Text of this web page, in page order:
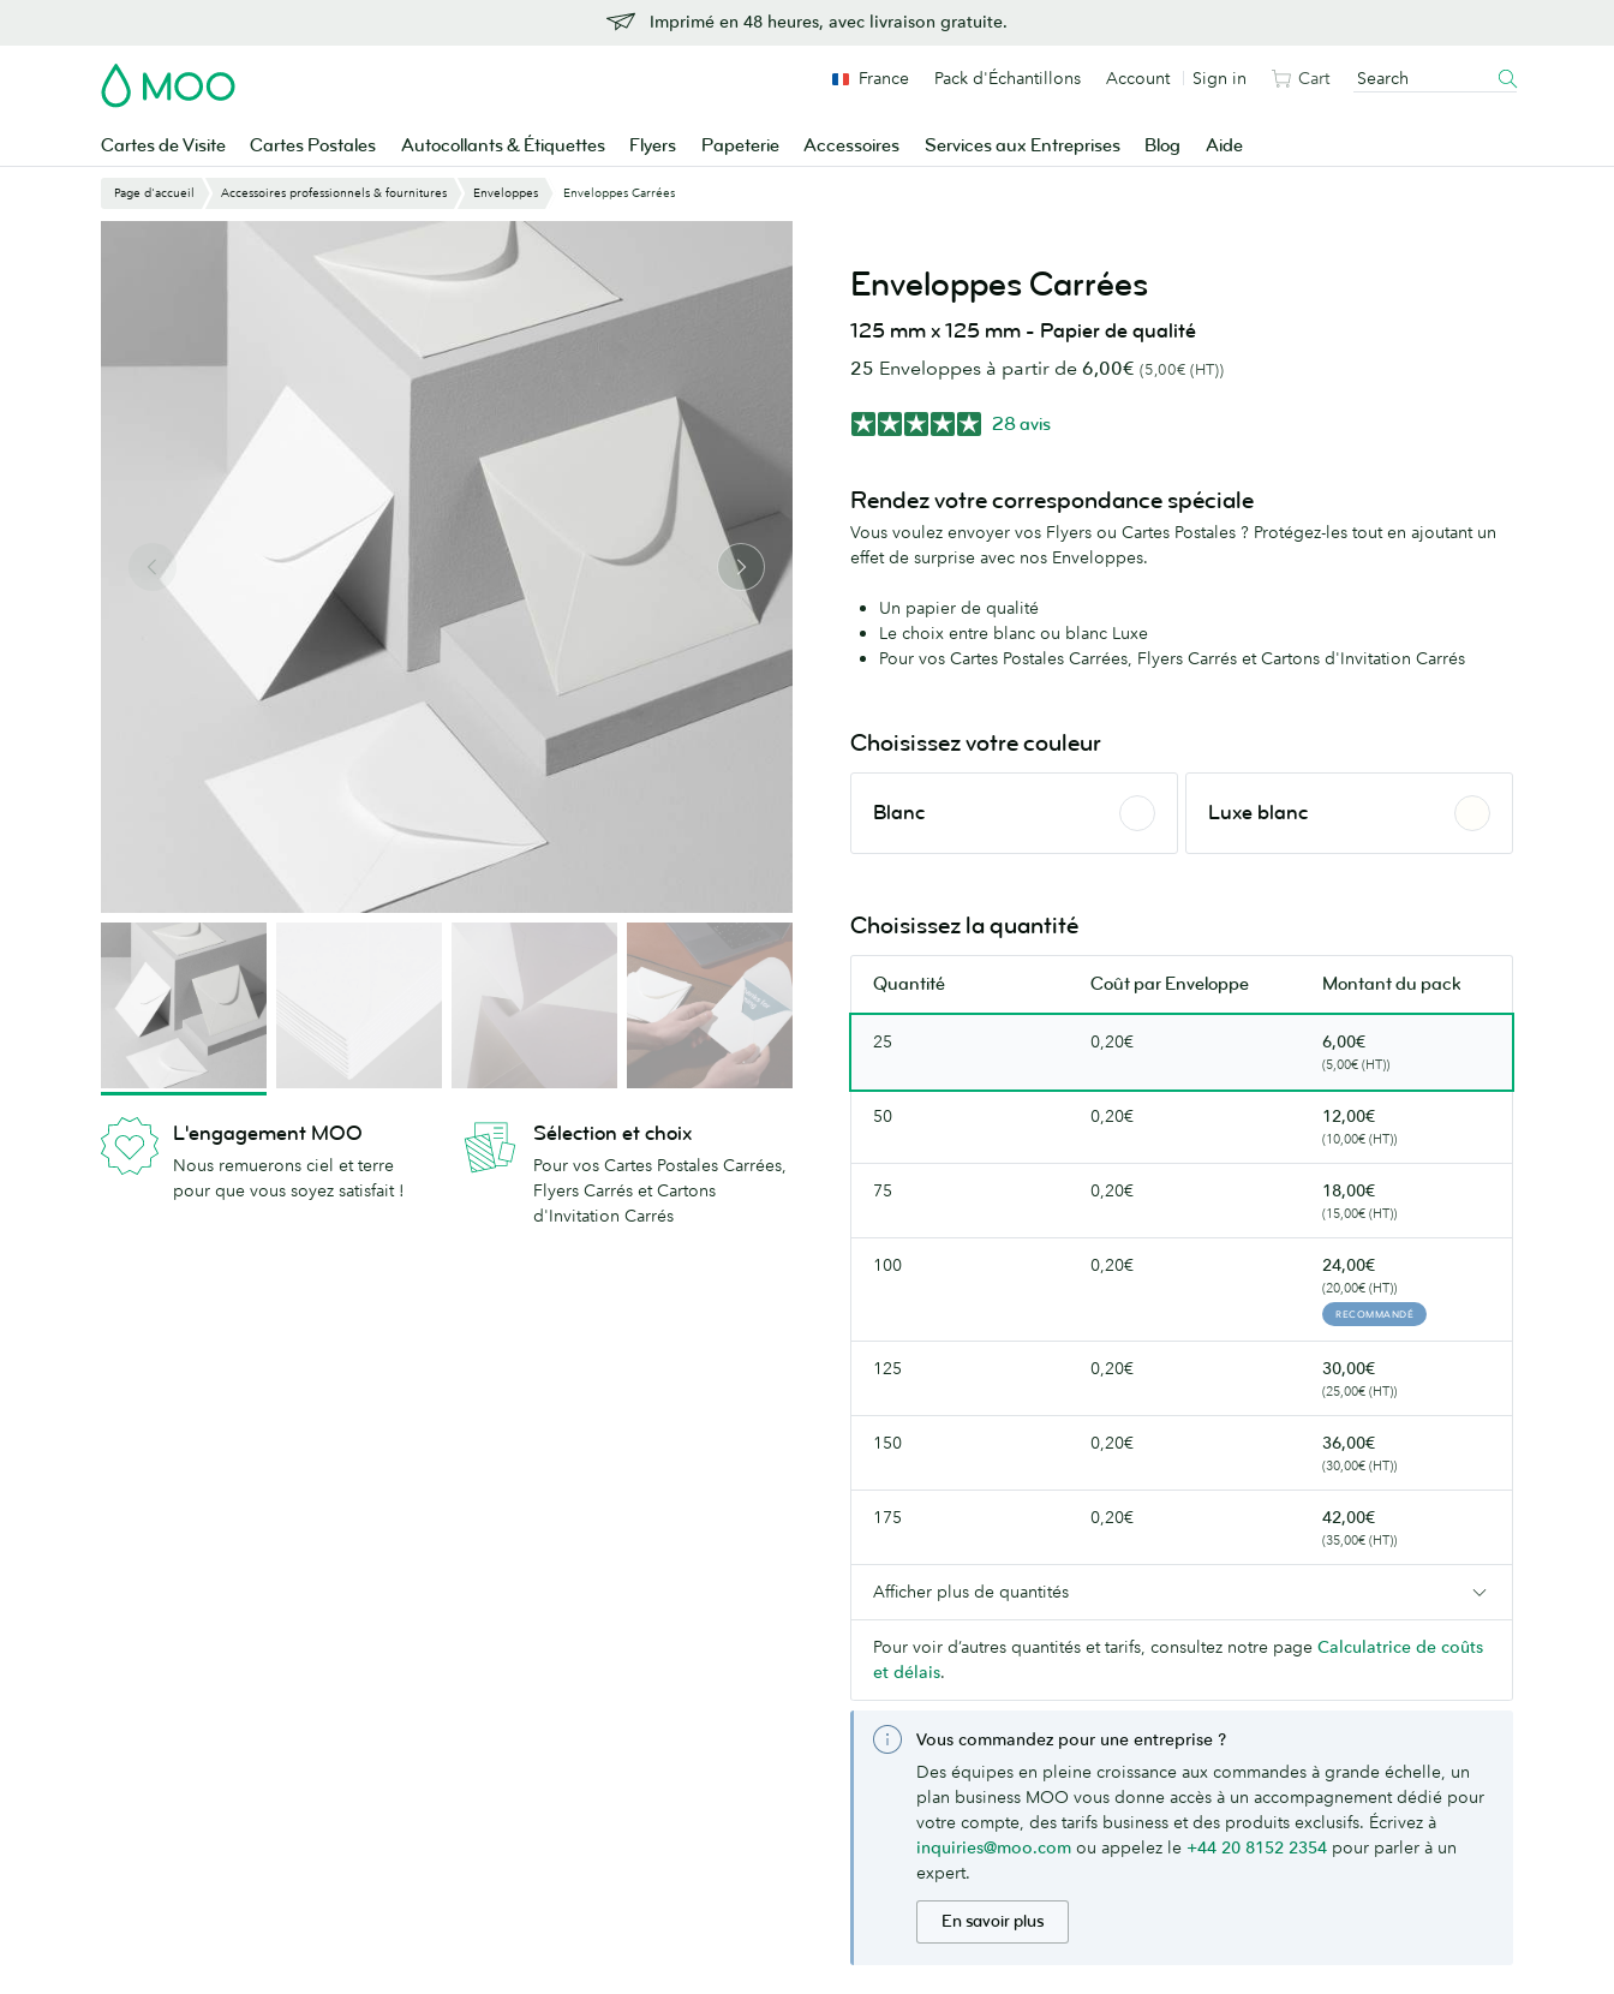
Imprimé en 48 heures, avec livraison gratuite.
MOO
Cartes de Visite Cartes Postales Autocollants & Étiquettes Flyers Papeterie Accessoires Services aux Entreprises Blog Aide
France Pack d'Échantillons Account Sign in Cart
Page d'accueil Accessoires professionnels & fournitures Enveloppes Enveloppes Carrées
L'engagement MOO
Nous remuerons ciel et terre
pour que vous soyez satisfait !
Sélection et choix
Pour vos Cartes Postales Carrées,
Flyers Carrés et Cartons
d'Invitation Carrés
Enveloppes Carrées
125 mm x 125 mm - Papier de qualité
25 Enveloppes à partir de 6,00€ (5,00€ (HT))
28 avis
Rendez votre correspondance spéciale
Vous voulez envoyer vos Flyers ou Cartes Postales ? Protégez-les tout en ajoutant un
effet de surprise avec nos Enveloppes.
Un papier de qualité
Le choix entre blanc ou blanc Luxe
Pour vos Cartes Postales Carrées, Flyers Carrés et Cartons d'Invitation Carrés
Choisissez votre couleur
Blanc Luxe blanc
blanc
Choisissez la quantité
Quantité Coût par Enveloppe Montant du pack
25 0,20€ 6,00€
(5,00€ (HT))
50 0,20€ 12,00€
(10,00€ (HT))
75 0,20€ 18,00€
(15,00€ (HT))
100 0,20€ 24,00€
(20,00€ (HT))
RECOMMANDÉ
125 0,20€ 30,00€
(25,00€ (HT))
150 0,20€ 36,00€
(30,00€ (HT))
175 0,20€ 42,00€
(35,00€ (HT))
Afficher plus de quantités
Pour voir d’autres quantités et tarifs, consultez notre page Calculatrice de coûts
et délais.
Vous commandez pour une entreprise ?
Des équipes en pleine croissance aux commandes à grande échelle, un
plan business MOO vous donne accès à un accompagnement dédié pour
votre compte, des tarifs business et des produits exclusifs. Écrivez à
inquiries@moo.com ou appelez le +44 20 8152 2354 pour parler à un
expert.
En savoir plus